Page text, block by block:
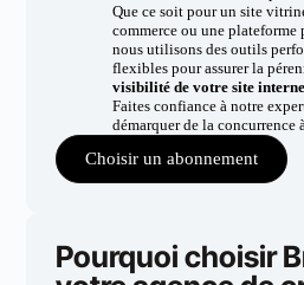
Que ce soit pour un site
commerce ou une plateforme
nous utilisons des outils
flexibles pour assurer la
visibilité de votre site
Faites confiance à notre
démarquer de la concurrence
Choisir un abonnement
Pourquoi choisir